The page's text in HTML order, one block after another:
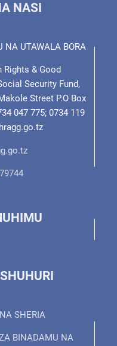
NASI
NA UTAWALA BORA
& Good
Security Fund,
Street P.O Box
047 775; 0734 119
SHERIA
BINADAMU NA